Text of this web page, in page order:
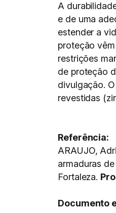
A
e de uma
estender a
proteção
restrições
de proteção
divulgação.
revestidas
Referência:
ARAUJO,
armaduras
Fortaleza.
Documento